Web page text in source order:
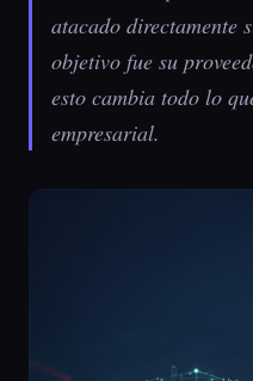
atacado directamente
objetivo fue su
esto cambia todo lo
empresarial.